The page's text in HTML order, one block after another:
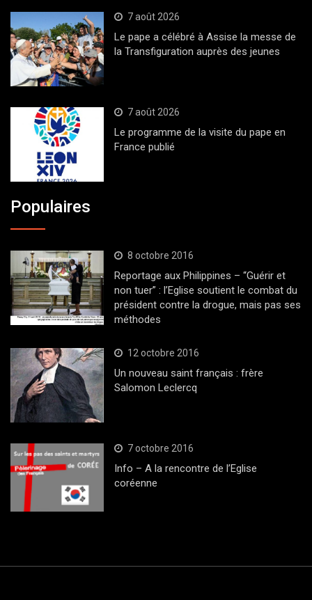
7 août 2026
Le pape a célébré à Assise la messe de
la Transfiguration auprès des jeunes
7 août 2026
Le programme de la visite du pape en
France publié
Populaires
8 octobre 2016
Reportage aux Philippines – “Guérir et
non tuer” : l’Eglise soutient le combat du
président contre la drogue, mais pas ses
méthodes
12 octobre 2016
Un nouveau saint français : frère
Salomon Leclercq
7 octobre 2016
Info – A la rencontre de l’Eglise
coréenne